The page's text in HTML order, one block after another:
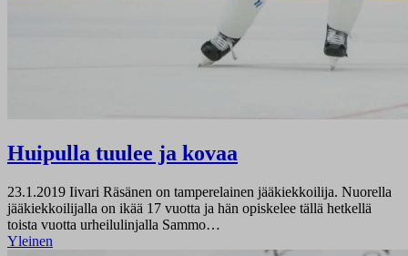
Huipulla tuulee ja kovaa
23.1.2019 Iivari Räsänen on tamperelainen jääkiekkoilija. Nuorella
jääkiekkoilijalla on ikää 17 vuotta ja hän opiskelee tällä hetkellä
toista vuotta urheilulinjalla Sammo…
Yleinen